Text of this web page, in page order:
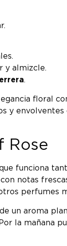
y almizcle.
.
floral
y
Rose
funciona
notas
perfumes
un aroma
la mañana